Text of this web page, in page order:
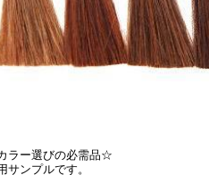
ラー選びの必需品☆
ンプルです。